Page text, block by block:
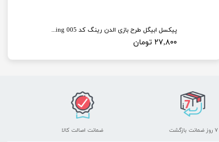
پیکسل ابیگل طرح بازی الدن رینگ کد elden ring 005
۲۷,۸۰۰ تومان
۷ روز ضمانت بازگشت ضمانت اصالت کالا